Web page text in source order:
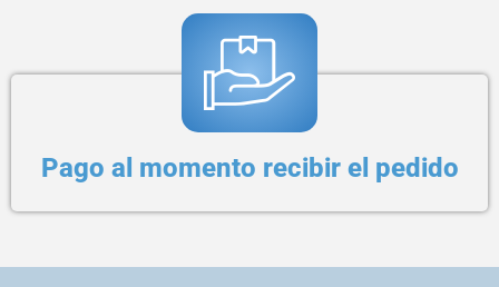
Pago al momento recibir el pedido